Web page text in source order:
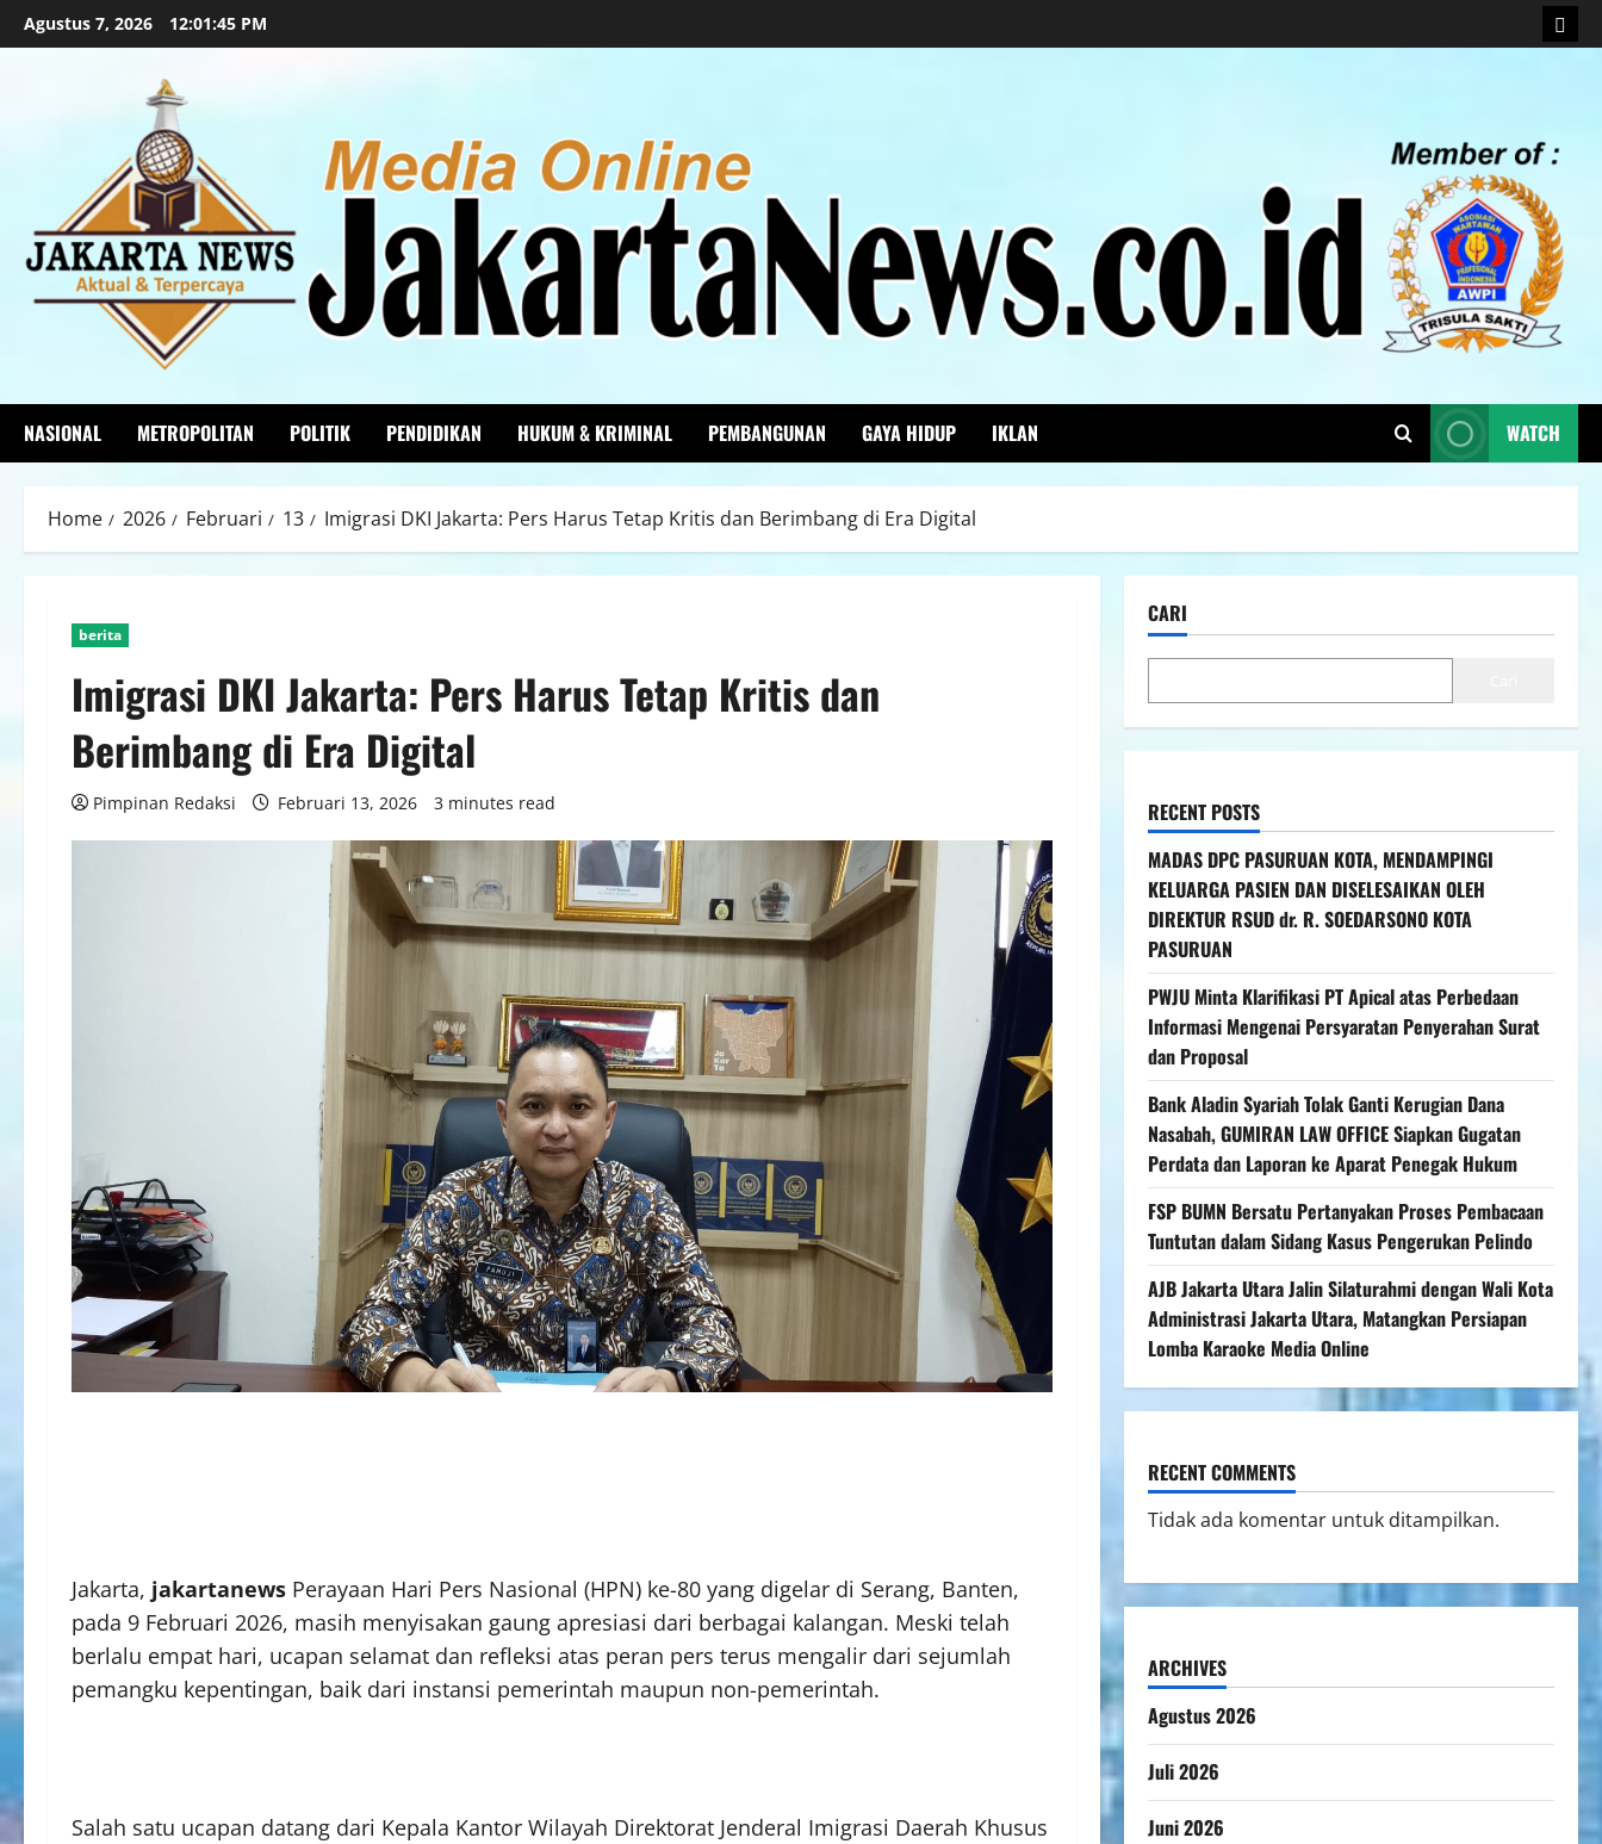
Agustus 7, 2026 12:01:46 PM
NASIONAL METROPOLITAN POLITIK PENDIDIKAN HUKUM & KRIMINAL PEMBANGUNAN GAYA HIDUP IKLAN WATCH
Home 2026 Februari 13 Imigrasi DKI Jakarta: Pers Harus Tetap Kritis dan Berimbang di Era Digital
berita
Imigrasi DKI Jakarta: Pers Harus Tetap Kritis dan
Berimbang di Era Digital
Pimpinan Redaksi Februari 13, 2026 3 minutes read
Jakarta, jakartanews Perayaan Hari Pers Nasional (HPN) ke-80 yang digelar di Serang, Banten,
pada 9 Februari 2026, masih menyisakan gaung apresiasi dari berbagai kalangan. Meski telah
berlalu empat hari, ucapan selamat dan refleksi atas peran pers terus mengalir dari sejumlah
pemangku kepentingan, baik dari instansi pemerintah maupun non-pemerintah.
Salah satu ucapan datang dari Kepala Kantor Wilayah Direktorat Jenderal Imigrasi Daerah Khusus
CARI
RECENT POSTS
MADAS DPC PASURUAN KOTA, MENDAMPINGI
KELUARGA PASIEN DAN DISELESAIKAN OLEH
DIREKTUR RSUD dr. R. SOEDARSONO KOTA
PASURUAN
PWJU Minta Klarifikasi PT Apical atas Perbedaan
Informasi Mengenai Persyaratan Penyerahan Surat
dan Proposal
Bank Aladin Syariah Tolak Ganti Kerugian Dana
Nasabah, GUMIRAN LAW OFFICE Siapkan Gugatan
Perdata dan Laporan ke Aparat Penegak Hukum
FSP BUMN Bersatu Pertanyakan Proses Pembacaan
Tuntutan dalam Sidang Kasus Pengerukan Pelindo
AJB Jakarta Utara Jalin Silaturahmi dengan Wali Kota
Administrasi Jakarta Utara, Matangkan Persiapan
Lomba Karaoke Media Online
RECENT COMMENTS
Tidak ada komentar untuk ditampilkan.
ARCHIVES
Agustus 2026
Juli 2026
Juni 2026